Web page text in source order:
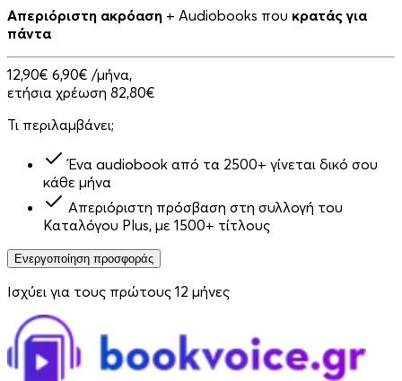
Απεριόριστη ακρόαση + Audiobooks που κρατάς για
πάντα
12,90€ 6,90€ /μήνα,
ετήσια χρέωση 82,80€
Τι περιλαμβάνει;
Ένα audiobook από τα 2500+ γίνεται δικό σου
κάθε μήνα
Απεριόριστη πρόσβαση στη συλλογή του
Καταλόγου Plus, με 1500+ τίτλους
Ενεργοποίηση προσφοράς
Ισχύει για τους πρώτους 12 μήνες